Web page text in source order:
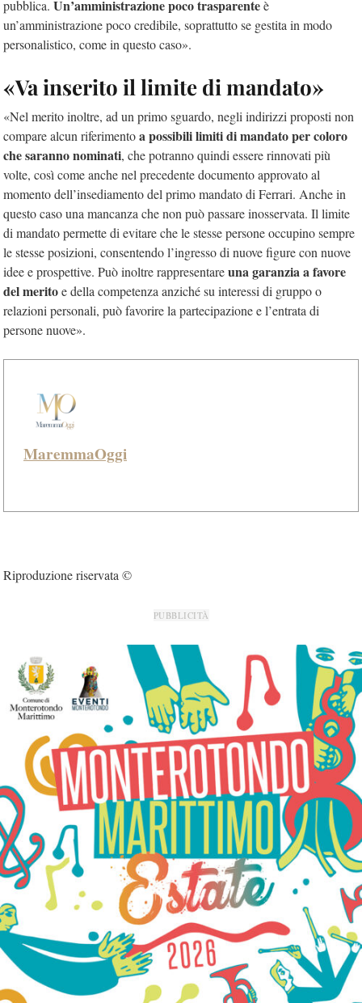
pubblica. Un’amministrazione poco trasparenteè
un’amministrazione poco credibile, soprattutto se gestita in modo
personalistico, come in questo caso».
«Va inserito il limite di mandato»
«Nel merito inoltre, ad un primo sguardo, negli indirizzi proposti non
compare alcun riferimentoa possibili limiti di mandato per coloro
che saranno nominati, che potranno quindi essere rinnovati più
volte, così come anche nel precedente documento approvato al
momento dell’insediamento del primo mandato di Ferrari. Anche in
questo caso una mancanza che non può passare inosservata. Il limite
di mandato permette di evitare che le stesse persone occupino sempre
le stesse posizioni, consentendo l’ingresso di nuove figure con nuove
idee e prospettive. Può inoltre rappresentareuna garanzia a favore
del meritoe della competenza anziché su interessi di gruppo o
relazioni personali, può favorire la partecipazione e l’entrata di
persone nuove».
MaremmaOggi
Riproduzione riservata ©
PUBBLICITÀ